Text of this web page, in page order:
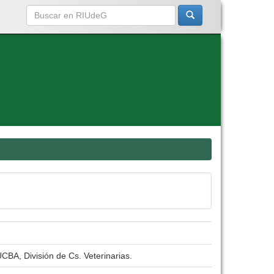
División de Cs. Veterinarias.